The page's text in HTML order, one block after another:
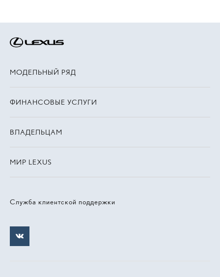
Служба клиентской поддержки
МОДЕЛЬНЫЙ РЯД
ФИНАНСОВЫЕ УСЛУГИ
ВЛАДЕЛЬЦАМ
МИР LEXUS